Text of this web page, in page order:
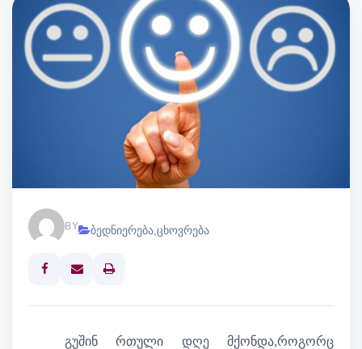
BY ბედნიერება,ცხოვრება
Print
გუშინ რთული დღე მქონდა,როგორც